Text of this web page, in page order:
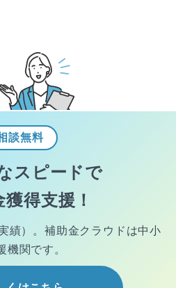
談無料
スピードで
得支援！
績）。 補助金クラウドは中小
機関です。